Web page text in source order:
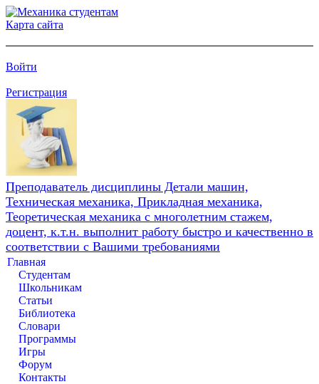
Карта сайта
Войти
Регистрация
Преподаватель дисциплины Детали машин,
Техническая механика, Прикладная механика,
Теоретическая механика с многолетним стажем,
доцент, к.т.н. выполнит работу быстро и качественно в
соответствии с Вашими требованиями
Главная
Студентам
Школьникам
Статьи
Библиотека
Словари
Программы
Игры
Форум
Контакты